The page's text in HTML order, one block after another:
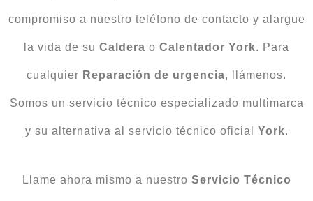
compromiso a nuestro teléfono de contacto y alargue
la vida de su Caldera o Calentador York. Para
cualquier Reparación de urgencia, llámenos.
Somos un servicio técnico especializado multimarca
y su alternativa al servicio técnico oficial York.
Llame ahora mismo a nuestro Servicio Técnico